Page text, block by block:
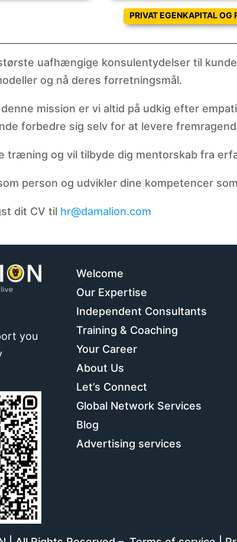
PRIVAT EGENKAPITAL OG
uafhængige konsulentydelser til
og nå deres forretningsmål.
mission er vi altid på udkig efter
forbedre sig selv for at levere
træning og vil tilbyde dig mentorskab fra
person og udvikler dine kompetencer
dit CV til hr@damalion.com
you
Welcome
Our Expertise
Independent Consultants
Training & Coaching
Your Career
About Us
Let’s Connect
Global Network Services
Blog
Advertising services